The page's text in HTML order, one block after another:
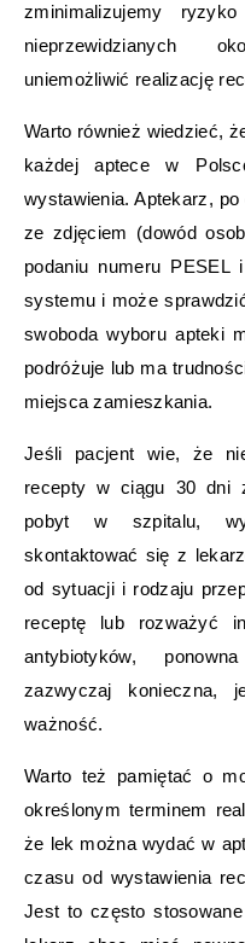
zminimalizujemy
nieprzewidzianych
uniemożliwić realizację
Warto również wiedzieć,
każdej aptece w
wystawienia. Aptekarz,
ze zdjęciem (dowód
podaniu numeru
systemu i może
swoboda wyboru apteki
podróżuje lub ma
miejsca zamieszkania.
Jeśli pacjent wie, że
recepty w ciągu 30 dni
pobyt w szpitalu,
skontaktować się z
od sytuacji i rodzaju
receptę lub rozważyć
antybiotyków,
zazwyczaj konieczna,
ważność.
Warto też pamiętać o
określonym terminem
że lek można wydać w
czasu od wystawienia
Jest to często